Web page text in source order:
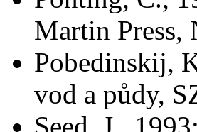
Martin Press,
Pobedinskij,
vod a půdy,
Seed, J.,